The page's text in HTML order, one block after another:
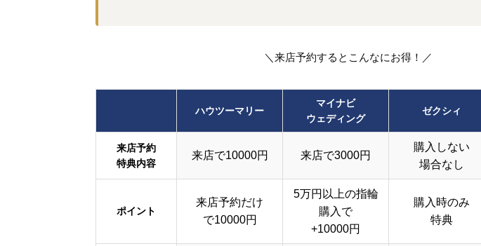
＼来店予約するとこんなにお得！／
ハウツーマリー
マイナビ
ウェディング
ゼクシィ
来店予約
特典内容
来店で10000円 来店で3000円
購入しない
場合なし
ポイント
来店予約だけ
で10000円
5万円以上の指輪
購入で
+10000円
購入時のみ
特典